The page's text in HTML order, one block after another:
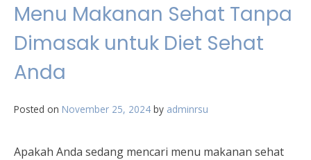
Menu Makanan Sehat Tanpa
Dimasak untuk Diet Sehat
Anda
Posted on November 25, 2024 by adminrsu
Apakah Anda sedang mencari menu makanan sehat